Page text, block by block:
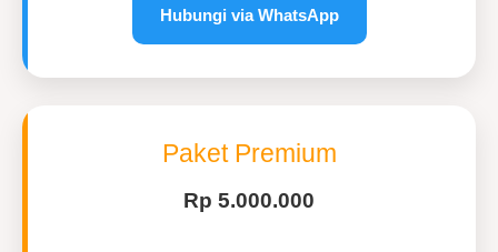
Hubungi via WhatsApp
Paket Premium
Rp 5.000.000